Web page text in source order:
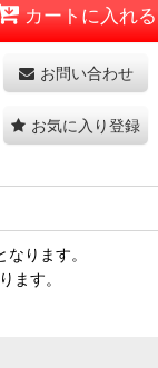
カートに入れる
お問い合わせ
お気に入り登録
ります。
ます。